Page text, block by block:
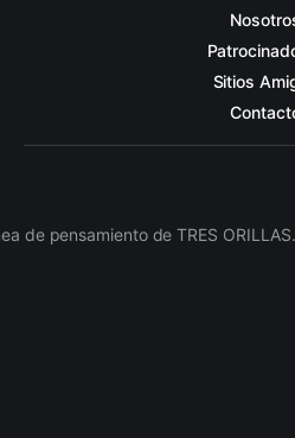
Sitios
pensamiento de TRES